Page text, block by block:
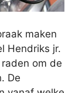
maken
Hendriks jr.
om de
De